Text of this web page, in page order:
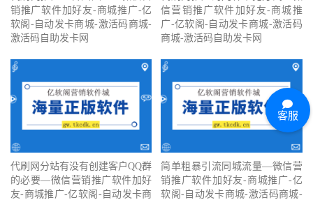
销推广软件加好友-商城推广-亿
软阁-自动发卡商城-激活码商城-
激活码自助发卡网
信营销推广软件加好友-商城推
广-亿软阁-自动发卡商城-激活码
商城-激活码自助发卡网
代刷网分站有没有创建客户QQ群
的必要—微信营销推广软件加好
友-商城推广-亿软阁-自动发卡商
简单粗暴引流同城流量—微信营
销推广软件加好友-商城推广-亿
软阁-自动发卡商城-激活码商城-
客服